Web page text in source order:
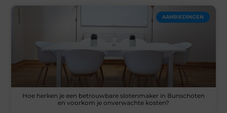
AANBIEDINGEN
Hoe herken je een betrouwbare slotenmaker in Bunschoten
en voorkom je onverwachte kosten?